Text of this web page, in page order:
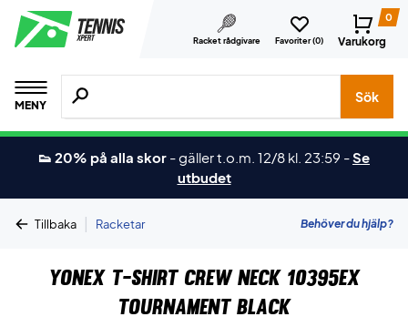
Racket rådgivare Favoriter (0)
0
Varukorg
MENY
Sök efter produkter, märken osv.
Sök
👟 20% på alla skor -gäller t.o.m. 12/8 kl. 23:59 -Se
utbudet
Tillbaka | Racketar Behöver du hjälp?
Yonex T-shirt Crew Neck 10395EX
Tournament Black